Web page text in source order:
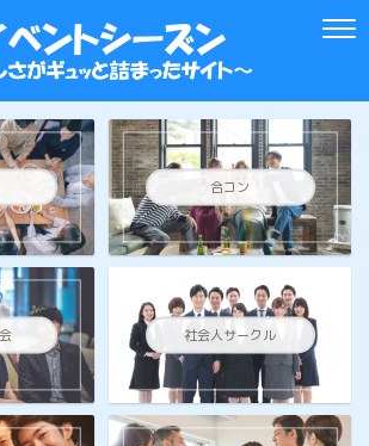
合コン
社会人サークル